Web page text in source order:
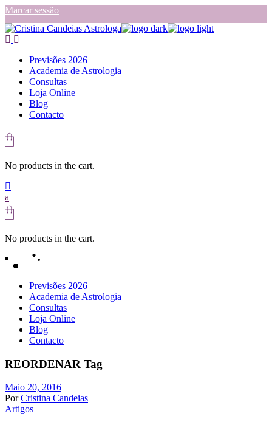
Skip
the
content
Marcar sessão
Previsões 2026
Academia de Astrologia
Consultas
Loja Online
Blog
Contacto
No products in the cart.
No products in the cart.
Previsões 2026
Academia de Astrologia
Consultas
Loja Online
Blog
Contacto
REORDENAR Tag
Maio 20, 2016
Por Cristina Candeias
Artigos